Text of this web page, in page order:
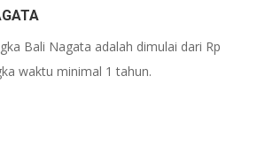
Bali Nagata adalah dimulai dari Rp
waktu minimal 1 tahun.